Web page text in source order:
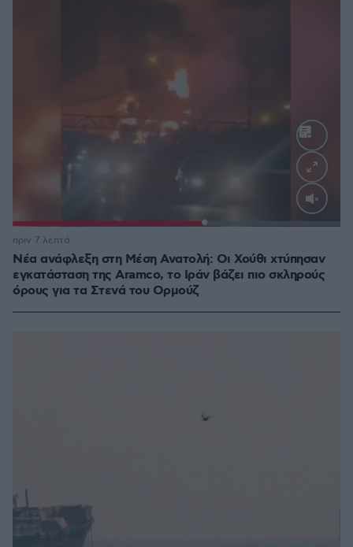
Loaded:
Νέα ανάφλεξη στη Μέση Ανατολή: Οι Χούθι χτύπησαν
εγκατάσταση της Aramco, το Ιράν βάζει πιο σκληρούς
όρους για τα Στενά του Ορμούζ
πριν 7 λεπτά